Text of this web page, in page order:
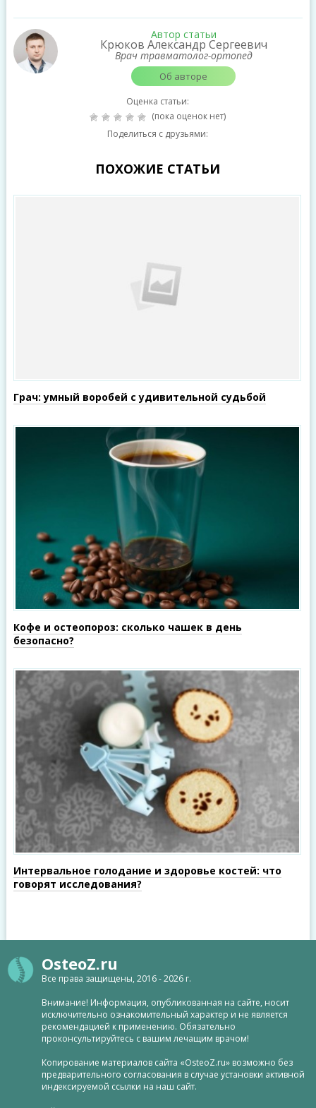
Автор статьи
Крюков Александр Сергеевич
Врач травматолог-ортопед
Об авторе
Оценка статьи:
(пока оценок нет)
Поделиться с друзьями:
ПОХОЖИЕ СТАТЬИ
Грач: умный воробей с удивительной судьбой
Кофе и остеопороз: сколько чашек в день
безопасно?
Интервальное голодание и здоровье костей: что
говорят исследования?
OsteoZ.ru
Все права защищены, 2016 - 2026 г.
Внимание! Информация, опубликованная на сайте, носит
исключительно ознакомительный характер и не является
рекомендацией к применению. Обязательно
проконсультируйтесь с вашим лечащим врачом!
Копирование материалов сайта «OsteoZ.ru» возможно без
предварительного согласования в случае установки активной
индексируемой ссылки на наш сайт.